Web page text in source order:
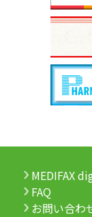
MEDIFAX
FAQ
お問い合わ